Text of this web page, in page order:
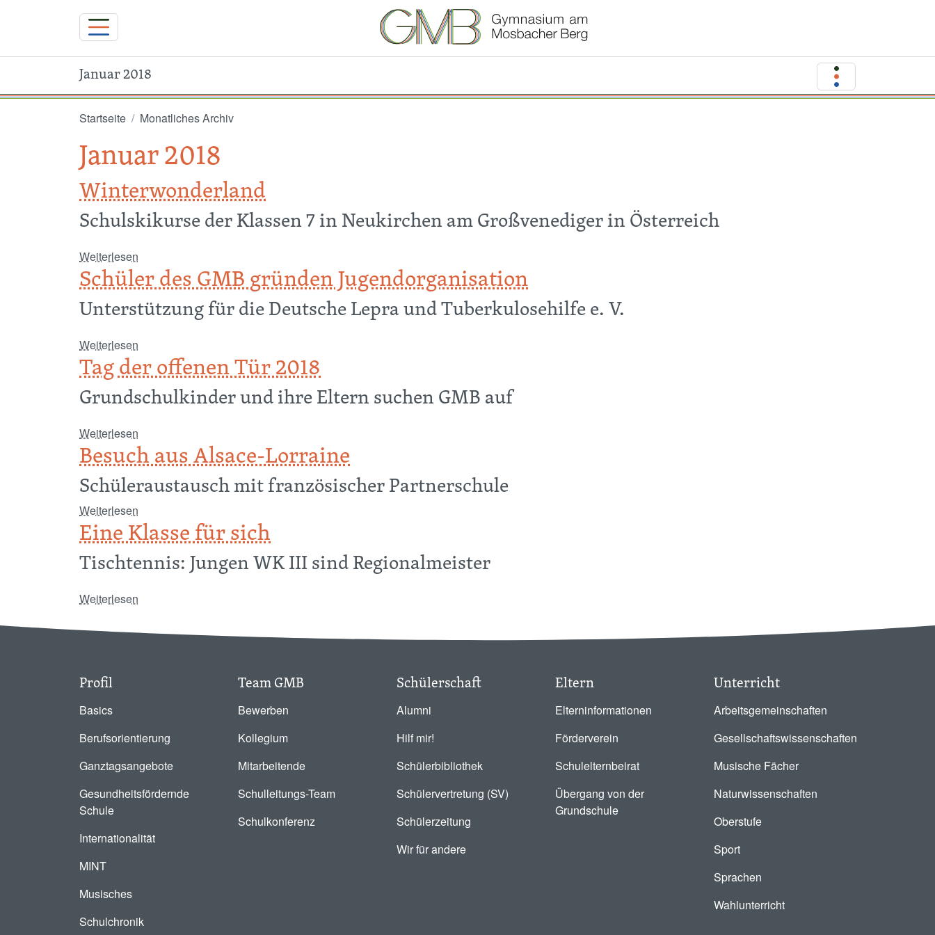
Januar 2018
Startseite Monatliches Archiv
Januar 2018
Winterwonderland
Schulskikurse der Klassen 7 in Neukirchen am Großvenediger in Österreich
Weiterlesen
Schüler des GMB gründen Jugendorganisation
Unterstützung für die Deutsche Lepra und Tuberkulosehilfe e. V.
Weiterlesen
Tag der offenen Tür 2018
Grundschulkinder und ihre Eltern suchen GMB auf
Weiterlesen
Besuch aus Alsace-Lorraine
Schüleraustausch mit französischer Partnerschule
Weiterlesen
Eine Klasse für sich
Tischtennis: Jungen WK III sind Regionalmeister
Weiterlesen
Profil
Basics
Berufsorientierung
Ganztagsangebote
Gesundheitsfördernde
Schule
Internationalität
MINT
Musisches
Schulchronik
Team GMB
Bewerben
Kollegium
Mitarbeitende
Schulleitungs-Team
Schulkonferenz
Schülerschaft
Alumni
Hilf mir!
Schülerbibliothek
Schülervertretung (SV)
Schülerzeitung
Wir für andere
Eltern
Elterninformationen
Förderverein
Schulelternbeirat
Übergang von der
Grundschule
Unterricht
Arbeitsgemeinschaften
Gesellschaftswissenschaften
Musische Fächer
Naturwissenschaften
Oberstufe
Sport
Sprachen
Wahlunterricht